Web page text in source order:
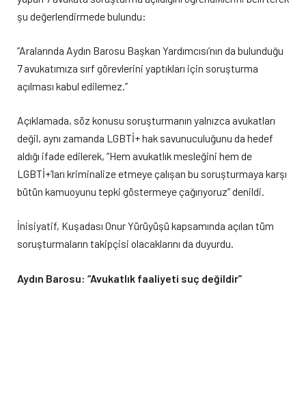
şu değerlendirmede bulundu:
“Aralarında Aydın Barosu Başkan Yardımcısı’nın da bulunduğu
7 avukatımıza sırf görevlerini yaptıkları için soruşturma
açılması kabul edilemez.”
Açıklamada, söz konusu soruşturmanın yalnızca avukatları
değil, aynı zamanda LGBTİ+ hak savunuculuğunu da hedef
aldığı ifade edilerek, “Hem avukatlık mesleğini hem de
LGBTİ+’ları kriminalize etmeye çalışan bu soruşturmaya karşı
bütün kamuoyunu tepki göstermeye çağırıyoruz” denildi.
İnisiyatif, Kuşadası Onur Yürüyüşü kapsamında açılan tüm
soruşturmaların takipçisi olacaklarını da duyurdu.
Aydın Barosu: “Avukatlık faaliyeti suç değildir”